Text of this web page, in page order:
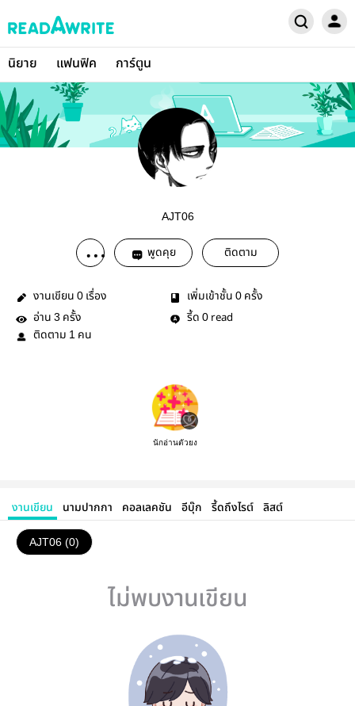
นิยาย แฟนฟิค การ์ตูน
AJT06
พูดคุย ติดตาม
งานเขียน 0 เรื่อง เพิ่มเข้าชั้น 0 ครั้ง
อ่าน 3 ครั้ง รี้ด 0 read
ติดตาม 1 คน
นักอ่านตัวยง
งานเขียน นามปากกา คอลเลคชัน อีบุ๊ก รี้ดถึงไรต์ ลิสต์
AJT06 (0)
ไม่พบงานเขียน